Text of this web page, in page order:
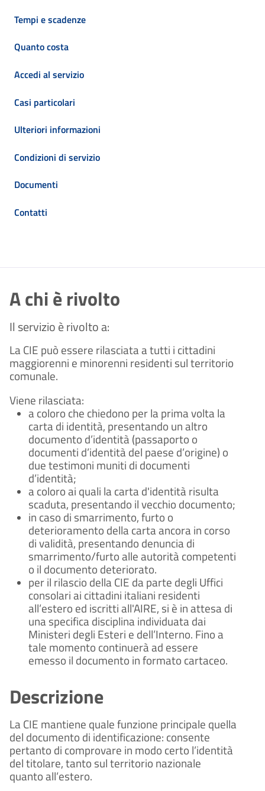
Tempi e scadenze
Quanto costa
Accedi al servizio
Casi particolari
Ulteriori informazioni
Condizioni di servizio
Documenti
Contatti
A chi è rivolto
Il servizio è rivolto a:
La CIE può essere rilasciata a tutti i cittadini
maggiorenni e minorenni residenti sul territorio
comunale.
Viene rilasciata:
a coloro che chiedono per la prima volta la
carta di identità, presentando un altro
documento d’identità (passaporto o
documenti d’identità del paese d’origine) o
due testimoni muniti di documenti
d’identità;
a coloro ai quali la carta d'identità risulta
scaduta, presentando il vecchio documento;
in caso di smarrimento, furto o
deterioramento della carta ancora in corso
di validità, presentando denuncia di
smarrimento/furto alle autorità competenti
o il documento deteriorato.
per il rilascio della CIE da parte degli Uffici
consolari ai cittadini italiani residenti
all’estero ed iscritti all'AIRE, si è in attesa di
una specifica disciplina individuata dai
Ministeri degli Esteri e dell’Interno. Fino a
tale momento continuerà ad essere
emesso il documento in formato cartaceo.
Descrizione
La CIE mantiene quale funzione principale quella
del documento di identificazione: consente
pertanto di comprovare in modo certo l’identità
del titolare, tanto sul territorio nazionale
quanto all’estero.